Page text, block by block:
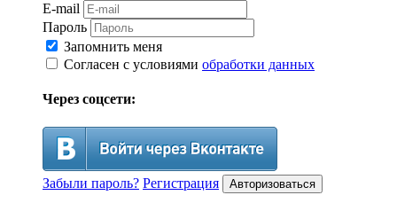
E-mail
Пароль
Запомнить меня
Согласен с условиями обработки данных
Через соцсети:
Забыли пароль? Регистрация Авторизоваться